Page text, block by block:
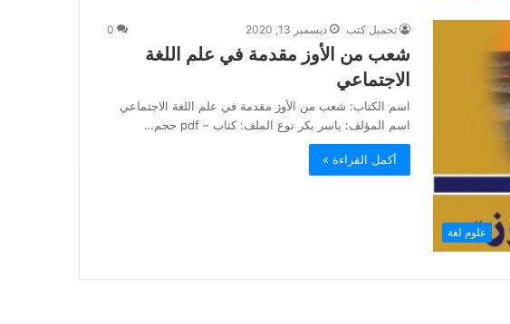
علوم لغة
تحميل كتب ديسمبر 13, 2020 0
شعب من الأوز مقدمة في علم اللغة
الاجتماعي
اسم الكتاب: شعب من الأوز مقدمة في علم اللغة الاجتماعي
اسم المؤلف: ياسر بكر نوع الملف: كتاب – pdf حجم…
أكمل القراءة »